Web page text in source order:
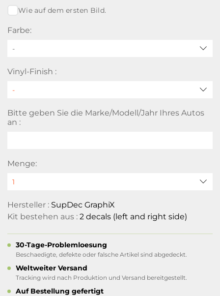
Wie auf dem ersten Bild.
Farbe:
-
Vinyl-Finish :
Bitte geben Sie die Marke/Modell/Jahr Ihres Autos
an :
Menge:
Hersteller : SupDec GraphiX
Kit bestehen aus : 2 decals (left and right side)
30-Tage-Problemloesung
Beschaedigte, defekte oder falsche Artikel sind abgedeckt.
Weltweiter Versand
Tracking wird nach Produktion und Versand bereitgestellt.
Auf Bestellung gefertigt